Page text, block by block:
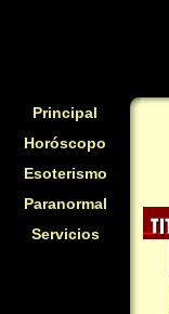
Principal
Horóscopo
Esoterismo
Paranormal
Servicios